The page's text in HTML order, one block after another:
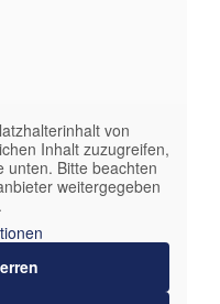
von
Inhalt zuzugreifen,
unten. Bitte beachten
weitergegeben